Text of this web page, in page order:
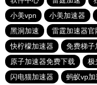
小美vpn
小美加速器
黑洞加速
雷霆加速器官
快柠檬加速器
免费梯子
原子加速器免费下载
极
闪电猫加速器
蚂蚁vp加